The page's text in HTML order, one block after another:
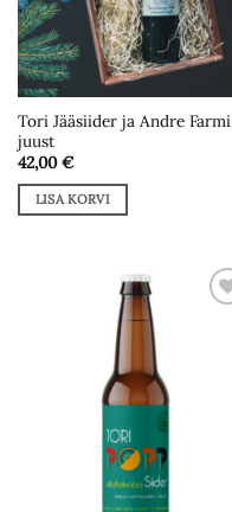
Tori Jääsiider ja Andre Farmi
juust
42,00€
LISA KORVI